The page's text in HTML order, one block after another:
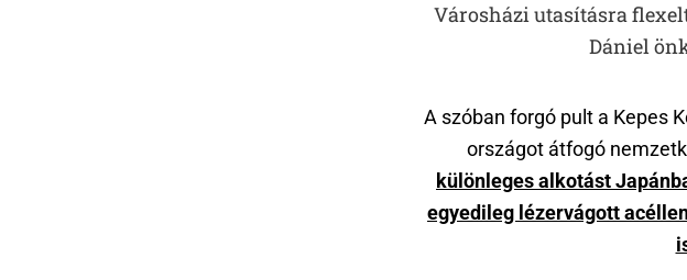
Városházi utasításra
Dániel
A szóban forgó pult a Kepes
országot átfogó
különleges alkotást
egyedileg lézervágott